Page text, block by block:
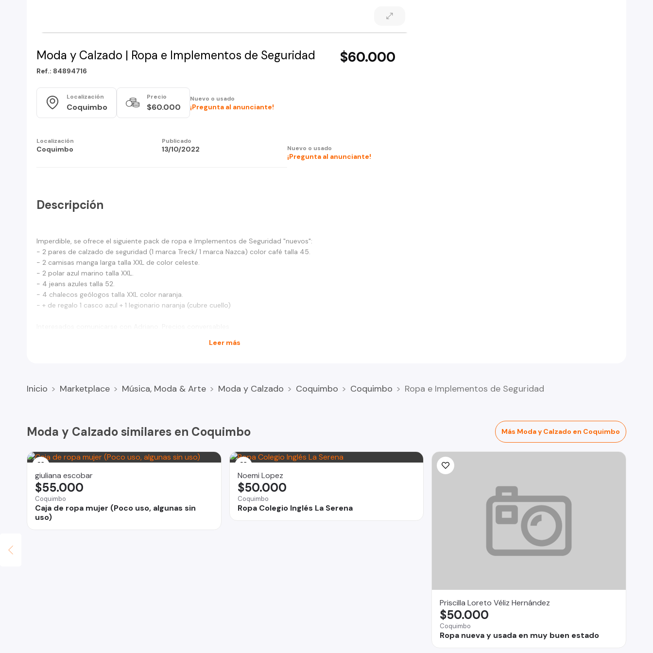
Moda y Calzado | Ropa e Implementos de Seguridad $60.000
Ref.: 84894716
Localización
Coquimbo
Precio
$60.000
Nuevo o usado
¡Pregunta al anunciante!
Localización
Coquimbo
Publicado
13/10/2022 Nuevo o usado
¡Pregunta al anunciante!
Descripción
Imperdible, se ofrece el siguiente pack de ropa e Implementos de Seguridad "nuevos":
- 2 pares de calzado de seguridad (1 marca Treck/ 1 marca Nazca) color café talla 45.
- 2 camisas manga larga talla XXL de color celeste.
- 2 polar azul marino talla XXL.
- 4 jeans azules talla 52.
- 4 chalecos geólogos talla XXL color naranja.
- + de regalo 1 casco azul + 1 legionario naranja (cubre cuello)
Leer más
Inicio Marketplace Música, Moda & Arte Moda y Calzado Coquimbo Coquimbo Ropa e Implementos de Seguridad
Moda y Calzado similares en Coquimbo Más Moda y Calzado en Coquimbo
giuliana escobar
Coquimbo
Caja de ropa mujer (Poco uso, algunas sin
uso)
$55.000
Noemi Lopez
Coquimbo
Ropa Colegio Inglés La Serena
$50.000
Priscilla Loreto Véliz Hernández
Coquimbo
Ropa nueva y usada en muy buen estado
$50.000